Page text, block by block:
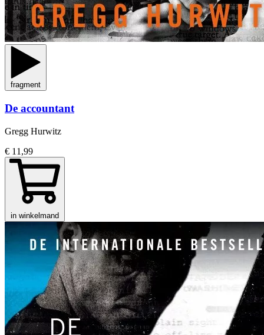
fragment
De accountant
Gregg Hurwitz
€ 11,99
in winkelmand